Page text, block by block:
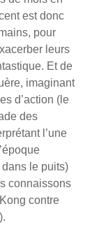
est donc
pour
leurs
Et de
imaginant
d’action (le
des
l’une
dans le puits)
connaissons
contre